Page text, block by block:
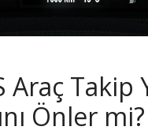
Araç Takip
Önler mi?